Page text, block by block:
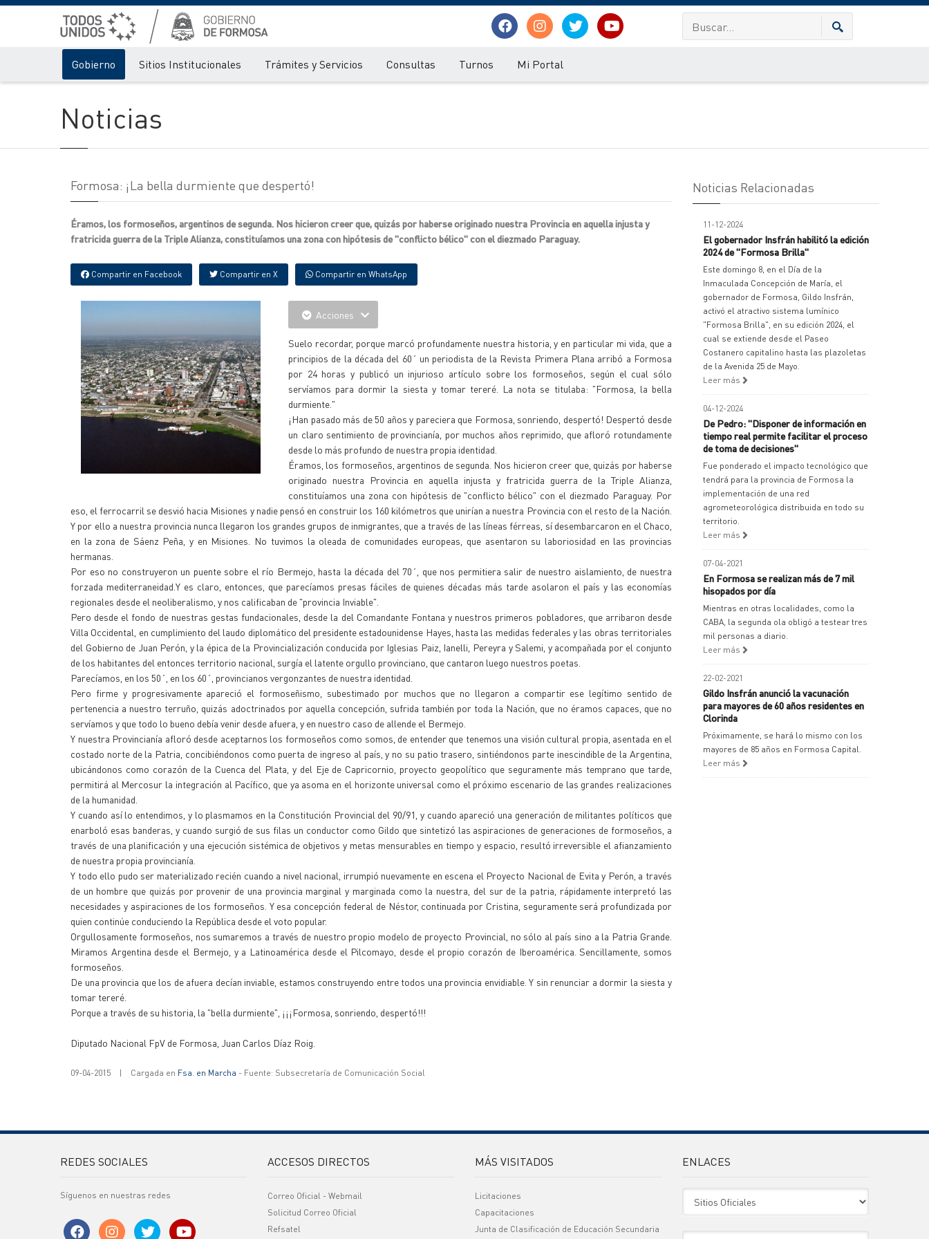
Gobierno Sitios Institucionales Trámites y Servicios Consultas Turnos Mi Portal
Noticias
Formosa: ¡La bella durmiente que despertó!
Éramos, los formoseños, argentinos de segunda. Nos hicieron creer que, quizás por haberse originado nuestra Provincia en aquella injusta y
fratricida guerra de la Triple Alianza, constituíamos una zona con hipótesis de "conflicto bélico" con el diezmado Paraguay.
Compartir en Facebook Compartir en X Compartir en WhatsApp
Acciones
Suelo recordar, porque marcó profundamente nuestra historia, y en particular mi vida, que a
principios de la década del 60´ un periodista de la Revista Primera Plana arribó a Formosa
por 24 horas y publicó un injurioso artículo sobre los formoseños, según el cual sólo
servíamos para dormir la siesta y tomar tereré. La nota se titulaba: "Formosa, la bella
durmiente."
¡Han pasado más de 50 años y pareciera que Formosa, sonriendo, despertó! Despertó desde
un claro sentimiento de provincianía, por muchos años reprimido, que afloró rotundamente
desde lo más profundo de nuestra propia identidad.
Éramos, los formoseños, argentinos de segunda. Nos hicieron creer que, quizás por haberse
originado nuestra Provincia en aquella injusta y fratricida guerra de la Triple Alianza,
constituíamos una zona con hipótesis de "conflicto bélico" con el diezmado Paraguay. Por
eso, el ferrocarril se desvió hacia Misiones y nadie pensó en construir los 160 kilómetros que unirían a nuestra Provincia con el resto de la Nación.
Y por ello a nuestra provincia nunca llegaron los grandes grupos de inmigrantes, que a través de las líneas férreas, sí desembarcaron en el Chaco,
en la zona de Sáenz Peña, y en Misiones. No tuvimos la oleada de comunidades europeas, que asentaron su laboriosidad en las provincias
hermanas.
Por eso no construyeron un puente sobre el río Bermejo, hasta la década del 70´, que nos permitiera salir de nuestro aislamiento, de nuestra
forzada mediterraneidad.Y es claro, entonces, que parecíamos presas fáciles de quienes décadas más tarde asolaron el país y las economías
regionales desde el neoliberalismo, y nos calificaban de "provincia Inviable".
Pero desde el fondo de nuestras gestas fundacionales, desde la del Comandante Fontana y nuestros primeros pobladores, que arribaron desde
Villa Occidental, en cumplimiento del laudo diplomático del presidente estadounidense Hayes, hasta las medidas federales y las obras territoriales
del Gobierno de Juan Perón, y la épica de la Provincialización conducida por Iglesias Paiz, Ianelli, Pereyra y Salemi, y acompañada por el conjunto
de los habitantes del entonces territorio nacional, surgía el latente orgullo provinciano, que cantaron luego nuestros poetas.
Parecíamos, en los 50´, en los 60´, provincianos vergonzantes de nuestra identidad.
Pero firme y progresivamente apareció el formoseñismo, subestimado por muchos que no llegaron a compartir ese legítimo sentido de
pertenencia a nuestro terruño, quizás adoctrinados por aquella concepción, sufrida también por toda la Nación, que no éramos capaces, que no
servíamos y que todo lo bueno debía venir desde afuera, y en nuestro caso de allende el Bermejo.
Y nuestra Provincianía afloró desde aceptarnos los formoseños como somos, de entender que tenemos una visión cultural propia, asentada en el
costado norte de la Patria, concibiéndonos como puerta de ingreso al país, y no su patio trasero, sintiéndonos parte inescindible de la Argentina,
ubicándonos como corazón de la Cuenca del Plata, y del Eje de Capricornio, proyecto geopolítico que seguramente más temprano que tarde,
permitirá al Mercosur la integración al Pacífico, que ya asoma en el horizonte universal como el próximo escenario de las grandes realizaciones
de la humanidad.
Y cuando así lo entendimos, y lo plasmamos en la Constitución Provincial del 90/91, y cuando apareció una generación de militantes políticos que
enarboló esas banderas, y cuando surgió de sus filas un conductor como Gildo que sintetizó las aspiraciones de generaciones de formoseños, a
través de una planificación y una ejecución sistémica de objetivos y metas mensurables en tiempo y espacio, resultó irreversible el afianzamiento
de nuestra propia provincianía.
Y todo ello pudo ser materializado recién cuando a nivel nacional, irrumpió nuevamente en escena el Proyecto Nacional de Evita y Perón, a través
de un hombre que quizás por provenir de una provincia marginal y marginada como la nuestra, del sur de la patria, rápidamente interpretó las
necesidades y aspiraciones de los formoseños. Y esa concepción federal de Néstor, continuada por Cristina, seguramente será profundizada por
quien continúe conduciendo la República desde el voto popular.
Orgullosamente formoseños, nos sumaremos a través de nuestro propio modelo de proyecto Provincial, no sólo al país sino a la Patria Grande.
Miramos Argentina desde el Bermejo, y a Latinoamérica desde el Pilcomayo, desde el propio corazón de Iberoamérica. Sencillamente, somos
formoseños.
De una provincia que los de afuera decían inviable, estamos construyendo entre todos una provincia envidiable. Y sin renunciar a dormir la siesta y
tomar tereré.
Porque a través de su historia, la "bella durmiente", ¡¡¡Formosa, sonriendo, despertó!!!
Diputado Nacional FpV de Formosa, Juan Carlos Díaz Roig.
09-04-2015 | Cargada en Fsa. en Marcha - Fuente: Subsecretaría de Comunicación Social
Noticias Relacionadas
11-12-2024
El gobernador Insfrán habilitó la edición
2024 de "Formosa Brilla"
Este domingo 8, en el Día de la
Inmaculada Concepción de María, el
gobernador de Formosa, Gildo Insfrán,
activó el atractivo sistema lumínico
"Formosa Brilla", en su edición 2024, el
cual se extiende desde el Paseo
Costanero capitalino hasta las plazoletas
de la Avenida 25 de Mayo.
Leer más
04-12-2024
De Pedro: "Disponer de información en
tiempo real permite facilitar el proceso
de toma de decisiones"
Fue ponderado el impacto tecnológico que
tendrá para la provincia de Formosa la
implementación de una red
agrometeorológica distribuida en todo su
territorio.
Leer más
07-04-2021
En Formosa se realizan más de 7 mil
hisopados por día
Mientras en otras localidades, como la
CABA, la segunda ola obligó a testear tres
mil personas a diario.
Leer más
22-02-2021
Gildo Insfrán anunció la vacunación
para mayores de 60 años residentes en
Clorinda
Próximamente, se hará lo mismo con los
mayores de 85 años en Formosa Capital.
Leer más
REDES SOCIALES
Síguenos en nuestras redes
ACCESOS DIRECTOS
Correo Oficial - Webmail
Solicitud Correo Oficial
Refsatel
MÁS VISITADOS
Licitaciones
Capacitaciones
Junta de Clasificación de Educación Secundaria
ENLACES